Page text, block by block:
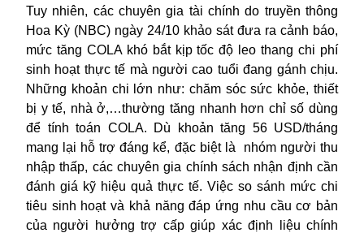
Tuy nhiên, các chuyên gia tài chính do truyền thông
Hoa Kỳ (NBC) ngày 24/10 khảo sát đưa ra cảnh báo,
mức tăng COLA khó bắt kịp tốc độ leo thang chi phí
sinh hoạt thực tế mà người cao tuổi đang gánh chịu.
Những khoản chi lớn như: chăm sóc sức khỏe, thiết
bị y tế, nhà ở,…thường tăng nhanh hơn chỉ số dùng
để tính toán COLA. Dù khoản tăng 56 USD/tháng
mang lại hỗ trợ đáng kể, đặc biệt là nhóm người thu
nhập thấp, các chuyên gia chính sách nhận định cần
đánh giá kỹ hiệu quả thực tế. Việc so sánh mức chi
tiêu sinh hoạt và khả năng đáp ứng nhu cầu cơ bản
của người hưởng trợ cấp giúp xác định liệu chính